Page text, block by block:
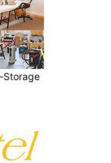
Storage